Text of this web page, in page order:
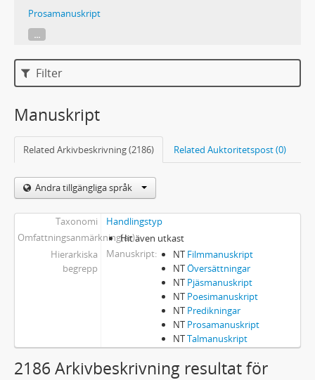
Prosamanuskript
...
Filter
Manuskript
Related Arkivbeskrivning (2186) Related Auktoritetspost (0)
Andra tillgängliga språk
Taxonomi
Handlingstyp
Omfattningsanmärkning(ar)Hit även utkast
Hierarkiska
begrepp
Manuskript NT Filmmanuskript
NTÖversättningar
NT Pjäsmanuskript
NT Poesimanuskript
NT Predikningar
NT Prosamanuskript
NTTalmanuskript
2186 Arkivbeskrivning resultat för